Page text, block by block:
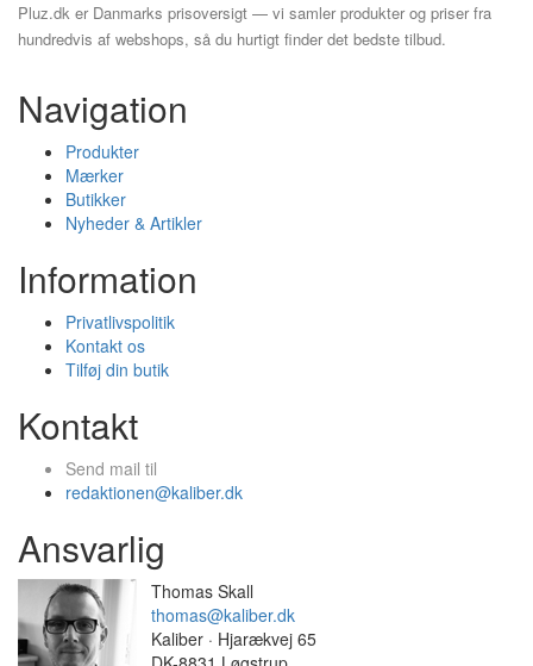
Pluz.dk er Danmarks prisoversigt — vi samler produkter og priser fra
hundredvis af webshops, så du hurtigt finder det bedste tilbud.
Navigation
Produkter
Mærker
Butikker
Nyheder & Artikler
Information
Privatlivspolitik
Kontakt os
Tilføj din butik
Kontakt
Send mail til
redaktionen@kaliber.dk
Ansvarlig
Thomas Skall
thomas@kaliber.dk
Kaliber · Hjarækvej 65